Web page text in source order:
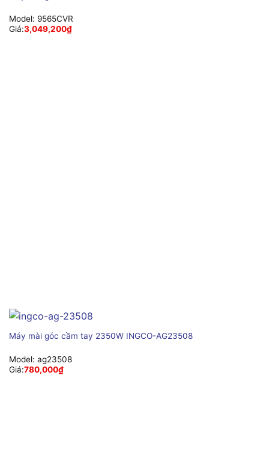
Model: 9565CVR
Giá:3,049,200₫
Máy mài góc cầm tay 2350W INGCO-AG23508
Model: ag23508
Giá:780,000₫